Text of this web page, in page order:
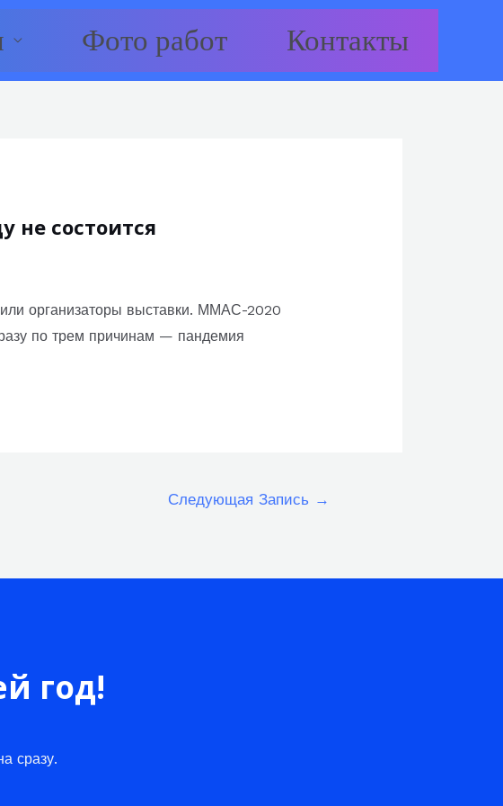
Фото работ Контакты
не состоится
организаторы выставки. ММАС-2020
по трем причинам — пандемия
Следующая Запись →
год!
сразу.